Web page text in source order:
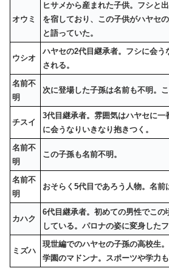
オウミ
ヒサメから産まれた子供。フシと
を宿しており、この子供がハヤセ
と語っていた。
ウシオ
ハヤセの2代目継承者。フシに会う
される。
名前不
明
次に登場した子孫は名前も不明。
チスイ
3代目継承者。雰囲気はハヤセに一
に会うなりいきなり抱きつく。
名前不
明
この子孫も名前不明。
名前不
明
おそらく5代目であろう人物。名前
カハク
6代目継承者。初めての男性でこの
している。パロナの姿に変身した
ミズハ
現世編でのハヤセの子孫の高校生
学園のマドンナ。スポーツや学力